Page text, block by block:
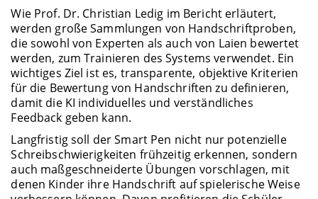
Wie Prof. Dr. Christian Ledig im Bericht erläutert,
werden große Sammlungen von Handschriftproben,
die sowohl von Experten als auch von Laien bewertet
werden, zum Trainieren des Systems verwendet. Ein
wichtiges Ziel ist es, transparente, objektive Kriterien
für die Bewertung von Handschriften zu definieren,
damit die KI individuelles und verständliches
Feedback geben kann.
Langfristig soll der Smart Pen nicht nur potenzielle
Schreibschwierigkeiten frühzeitig erkennen, sondern
auch maßgeschneiderte Übungen vorschlagen, mit
denen Kinder ihre Handschrift auf spielerische Weise